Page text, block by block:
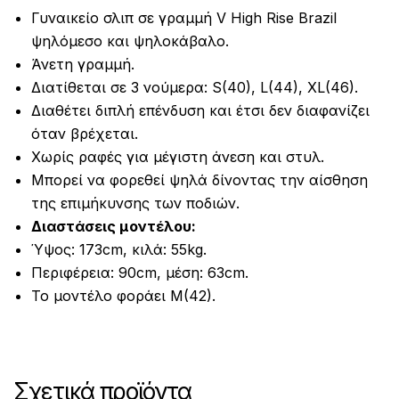
Γυναικείο σλιπ σε γραμμή V High Rise Brazil
ψηλόμεσο και ψηλοκάβαλο.
Άνετη γραμμή.
Διατίθεται σε 3 νούμερα: S(40), L(44), XL(46).
Διαθέτει διπλή επένδυση και έτσι δεν διαφανίζει
όταν βρέχεται.
Χωρίς ραφές για μέγιστη άνεση και στυλ.
Μπορεί να φορεθεί ψηλά δίνοντας την αίσθηση
της επιμήκυνσης των ποδιών.
Διαστάσεις μοντέλου:
Ύψος: 173cm, κιλά: 55kg.
Περιφέρεια: 90cm, μέση: 63cm.
Το μοντέλο φοράει M(42).
Σχετικά προϊόντα